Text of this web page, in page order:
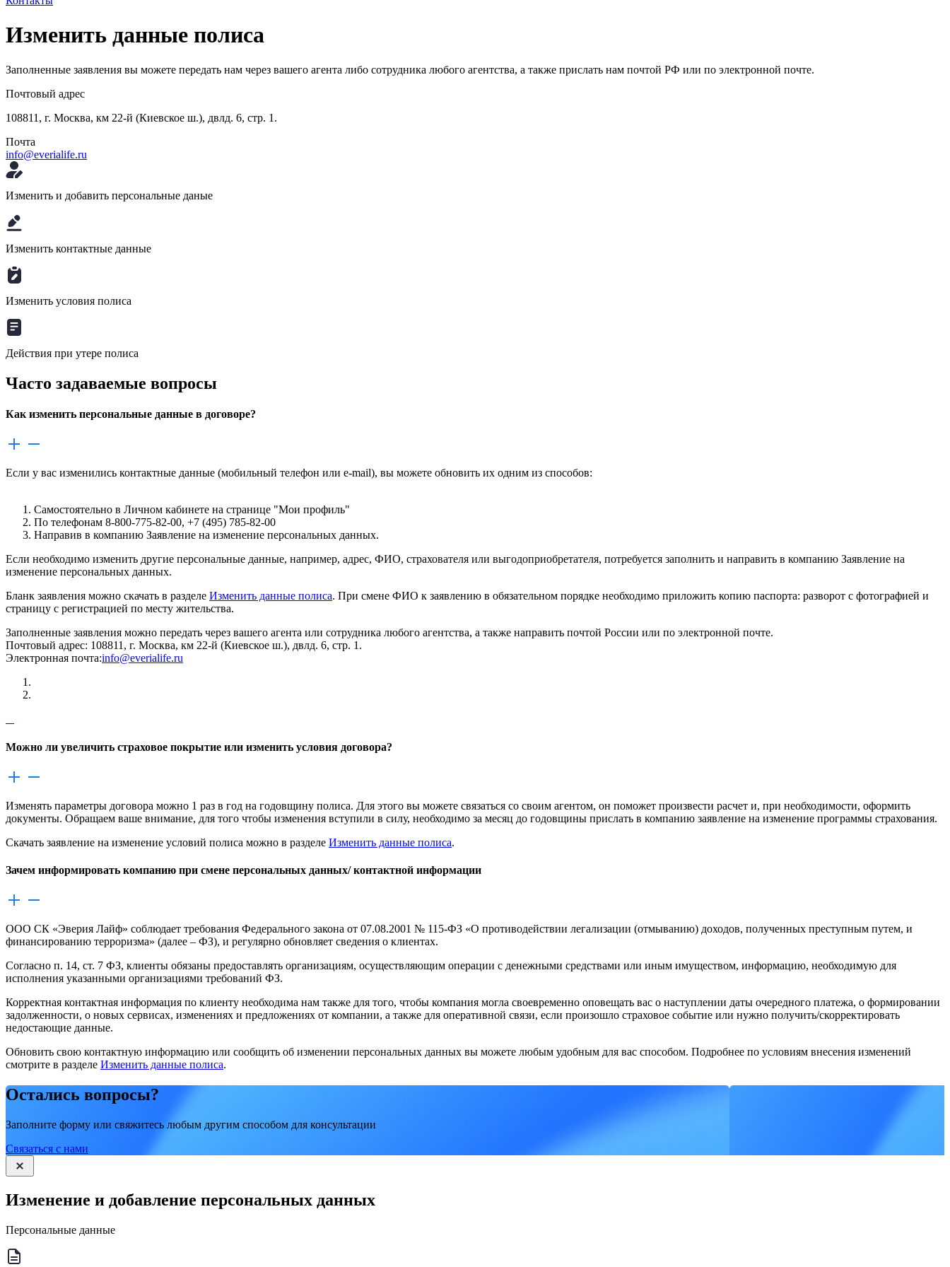
Изменить данные полиса
Заполненные заявления вы можете передать нам через вашего агента либо сотрудника любого агентства, а также прислать нам почтой РФ или по электронной почте.
Почтовый адрес
108811, г. Москва, км 22-й (Киевское ш.), двлд. 6, стр. 1.
Почта
info@everialife.ru
Изменить и добавить персональные даные
Изменить контактные данные
Изменить условия полиса
Действия при утере полиса
Часто задаваемые вопросы
Как изменить персональные данные в договоре?
Если у вас изменились контактные данные (мобильный телефон или e-mail), вы можете обновить их одним из способов:
Самостоятельно в Личном кабинете на странице "Мои профиль"
По телефонам 8-800-775-82-00, +7 (495) 785-82-00
Направив в компанию Заявление на изменение персональных данных.
Если необходимо изменить другие персональные данные, например, адрес, ФИО, страхователя или выгодоприобретателя, потребуется заполнить и направить в компанию Заявление на
изменение персональных данных.
Бланк заявления можно скачать в разделе Изменить данные полиса. При смене ФИО к заявлению в обязательном порядке необходимо приложить копию паспорта: разворот с фотографией и
страницу с регистрацией по месту жительства.
Заполненные заявления можно передать через вашего агента или сотрудника любого агентства, а также направить почтой России или по электронной почте.
Почтовый адрес: 108811, г. Москва, км 22-й (Киевское ш.), двлд. 6, стр. 1.
Электронная почта:info@everialife.ru
Можно ли увеличить страховое покрытие или изменить условия договора?
Изменять параметры договора можно 1 раз в год на годовщину полиса. Для этого вы можете связаться со своим агентом, он поможет произвести расчет и, при необходимости, оформить
документы. Обращаем ваше внимание, для того чтобы изменения вступили в силу, необходимо за месяц до годовщины прислать в компанию заявление на изменение программы страхования.
Скачать заявление на изменение условий полиса можно в разделе Изменить данные полиса.
Зачем информировать компанию при смене персональных данных/ контактной информации
ООО СК «Эверия Лайф» соблюдает требования Федерального закона от 07.08.2001 № 115-ФЗ «О противодействии легализации (отмыванию) доходов, полученных преступным путем, и
финансированию терроризма» (далее – ФЗ), и регулярно обновляет сведения о клиентах.
Согласно п. 14, ст. 7 ФЗ, клиенты обязаны предоставлять организациям, осуществляющим операции с денежными средствами или иным имуществом, информацию, необходимую для
исполнения указанными организациями требований ФЗ.
Корректная контактная информация по клиенту необходима нам также для того, чтобы компания могла своевременно оповещать вас о наступлении даты очередного платежа, о формировании
задолженности, о новых сервисах, изменениях и предложениях от компании, а также для оперативной связи, если произошло страховое событие или нужно получить/скорректировать
недостающие данные.
Обновить свою контактную информацию или сообщить об изменении персональных данных вы можете любым удобным для вас способом. Подробнее по условиям внесения изменений
смотрите в разделе Изменить данные полиса.
Остались вопросы?
Заполните форму или свяжитесь любым другим способом для консультации
Связаться с нами
Изменение и добавление персональных данных
Персональные данные